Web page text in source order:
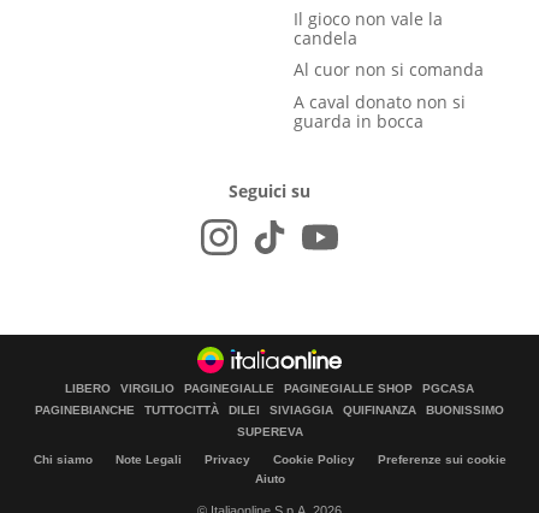
Il gioco non vale la
candela
Al cuor non si comanda
A caval donato non si
guarda in bocca
Seguici su
LIBERO VIRGILIO PAGINEGIALLE PAGINEGIALLE SHOP
PGCASA
PAGINEBIANCHE
TUTTOCITTÀ DILEI SIVIAGGIA QUIFINANZA
BUONISSIMO
SUPEREVA
Chi siamo Note Legali Privacy Cookie Policy
Preferenze sui cookie
Aiuto